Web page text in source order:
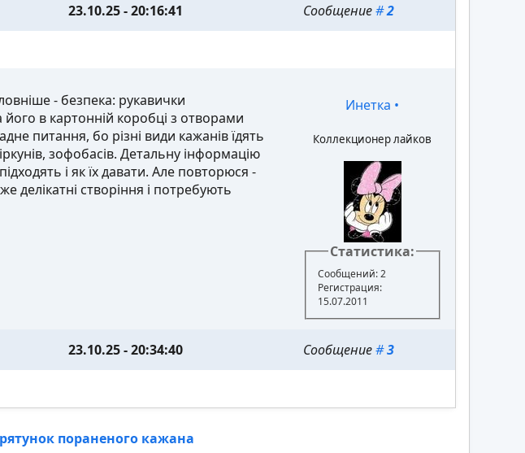
23.10.25 - 20:16:41 Сообщение#2
- безпека: рукавички
в картонній коробці з отворами
питання, бо різні види кажанів їдять
зофобасів. Детальну інформацію
і як їх давати. Але повторюся -
створіння і потребують
Инетка •
Коллекционер лайков
Статистика:
Сообщений: 2
Регистрация:
15.07.2011
23.10.25 - 20:34:40 Сообщение#3
пораненого кажана